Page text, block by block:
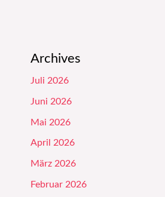
Archives
Juli 2026
Juni 2026
Mai 2026
April 2026
März 2026
Februar 2026